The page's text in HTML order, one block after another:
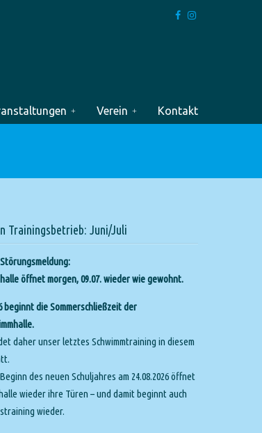
Verein Kontakt
Trainingsbetrieb: Juni/Juli
öffnet morgen, 09.07. wieder wie gewohnt.
beginnt die Sommerschließzeit der
daher unser letztes Schwimmtraining in diesem
des neuen Schuljahres am 24.08.2026 öffnet
wieder ihre Türen – und damit beginnt auch
wieder.